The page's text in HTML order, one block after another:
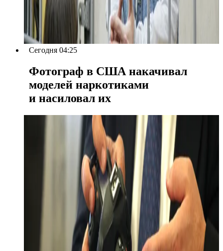
Сегодня 04:25
Фотограф в США накачивал
моделей наркотиками
и насиловал их